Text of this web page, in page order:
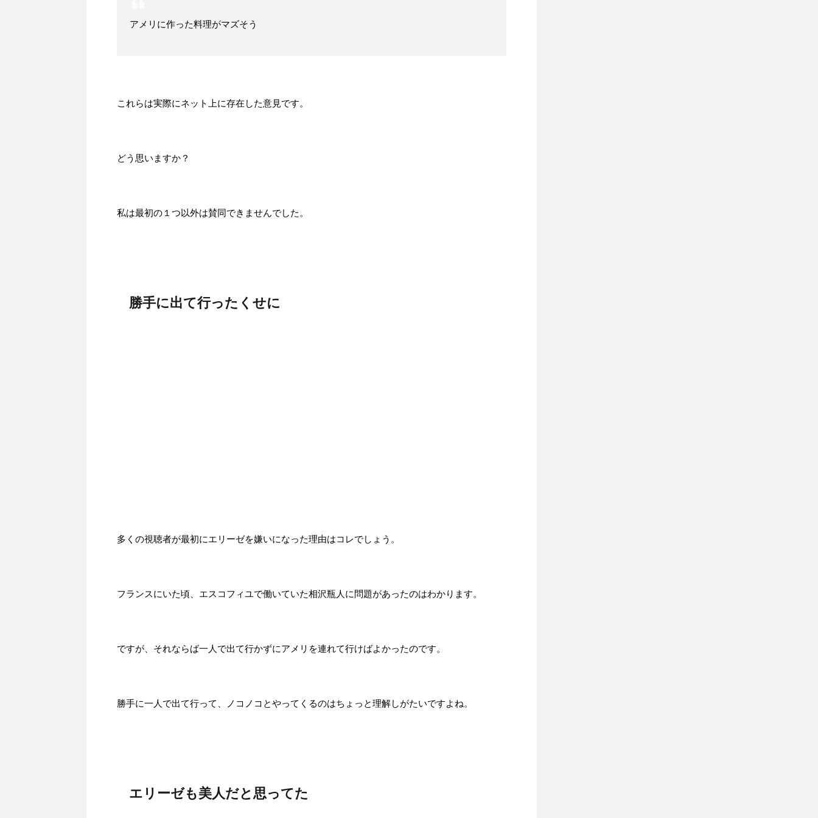
アメリに作った料理がマズそう
これらは実際にネット上に存在した意見です。
どう思いますか？
私は最初の１つ以外は賛同できませんでした。
勝手に出て行ったくせに
多くの視聴者が最初にエリーゼを嫌いになった理由はコレでしょう。
フランスにいた頃、エスコフィユで働いていた相沢瓶人に問題があったのはわかります。
ですが、それならば一人で出て行かずにアメリを連れて行けばよかったのです。
勝手に一人で出て行って、ノコノコとやってくるのはちょっと理解しがたいですよね。
エリーゼも美人だと思ってた